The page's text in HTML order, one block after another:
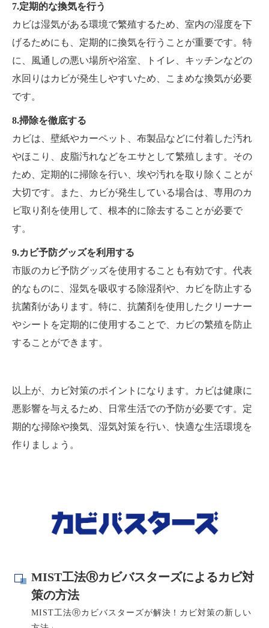
7.定期的な換気を行う
カビは湿気がある環境で繁殖するため、室内の湿度を下
げるためにも、定期的に換気を行うことが重要です。特
に、風通しの悪い場所や浴室、トイレ、キッチンなどの
水回りはカビが発生しやすいため、こまめな換気が必要
です。
8.掃除を徹底する
カビは、壁紙やカーペット、布製品などに付着した汚れ
やほこり、皮脂汚れなどをエサとして繁殖します。その
ため、定期的に掃除を行い、埃や汚れを取り除くことが
大切です。また、カビが発生している場合は、専用のカ
ビ取り剤を使用して、根本的に除去することが必要で
す。
9.カビ予防グッズを利用する
市販のカビ予防グッズを使用することも有効です。代表
的なものに、湿気を吸収する除湿剤や、カビを防止する
抗菌剤があります。特に、抗菌剤を使用したクリーナー
やシートを定期的に使用することで、カビの繁殖を防止
することができます。
以上が、カビ対策のポイントになります。カビは健康に
悪影響を与えるため、日常生活での予防が必要です。定
期的な掃除や換気、湿気対策を行い、快適な生活環境を
作りましょう。
MIST工法Ⓡカビバスターズによるカビ対
策の方法
MIST工法Ⓡカビバスターズが解決！カビ対策の新しい